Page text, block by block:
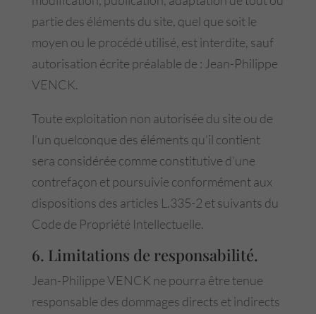
partie des éléments du site, quel que soit le
moyen ou le procédé utilisé, est interdite, sauf
autorisation écrite préalable de : Jean-Philippe
VENCK.
Toute exploitation non autorisée du site ou de
l’un quelconque des éléments qu’il contient
sera considérée comme constitutive d’une
contrefaçon et poursuivie conformément aux
dispositions des articles L.335-2 et suivants du
Code de Propriété Intellectuelle.
6. Limitations de responsabilité.
Jean-Philippe VENCK ne pourra être tenue
responsable des dommages directs et indirects